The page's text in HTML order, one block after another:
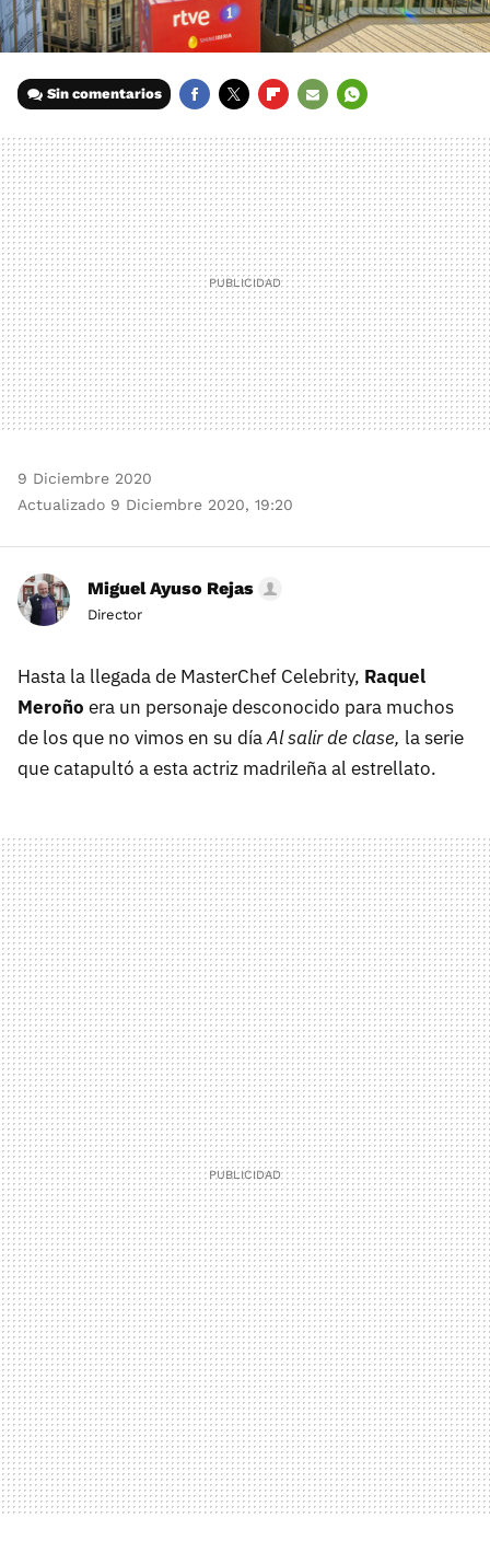
Sin comentarios
MAIL
9 Diciembre 2020
Actualizado 9 Diciembre 2020, 19:20
Miguel Ayuso Rejas
Director
Hasta la llegada de MasterChef Celebrity, Raquel
Meroño era un personaje desconocido para muchos
de los que no vimos en su díaAl salir de clase, la serie
que catapultó a esta actriz madrileña al estrellato.